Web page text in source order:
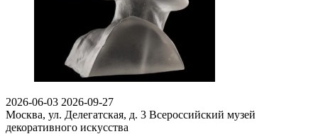
2026-06-03 2026-09-27
Москва, ул. Делегатская, д. 3 Всероссийский музей
декоративного искусства